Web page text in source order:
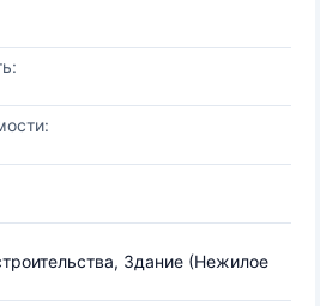
Здание (Нежилое